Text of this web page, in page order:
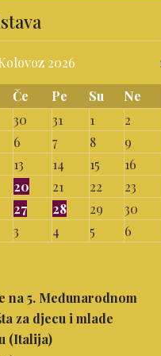
2026
Če Pe Su
Ne
30 31 1
2
6 7 8
9
13 14 15
16
20 21 22
23
27 28 29
30
3 4 5 6
na 5. Međunarodnom
za djecu i mlade
(Italija)